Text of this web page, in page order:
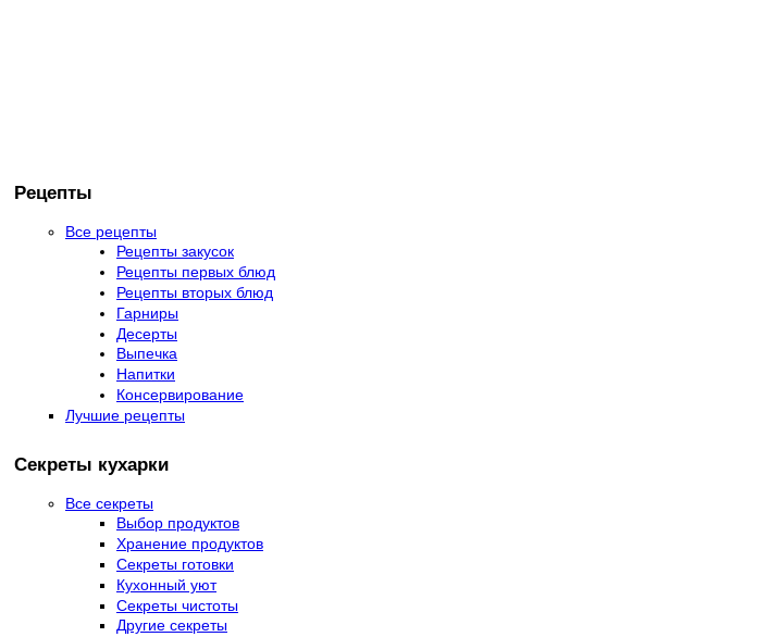
Рецепты
Все рецепты
Рецепты закусок
Рецепты первых блюд
Рецепты вторых блюд
Гарниры
Десерты
Выпечка
Напитки
Консервирование
Лучшие рецепты
Секреты кухарки
Все секреты
Выбор продуктов
Хранение продуктов
Секреты готовки
Кухонный уют
Секреты чистоты
Другие секреты